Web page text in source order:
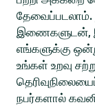
தேவைப்படலாம்.
இணைகளுடன்,
எங்களுக்கு
உங்கள் உறவு
நபர்களால்